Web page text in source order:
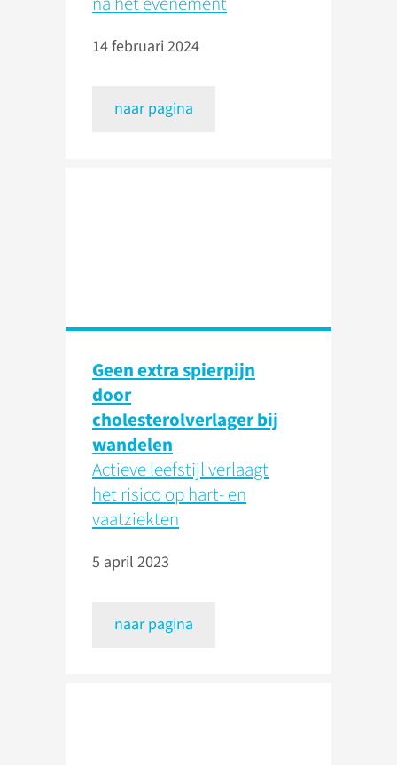
14 februari 2024
naar pagina
Geen extra spierpijn
door
cholesterolverlager bij
wandelen
Actieve leefstijl verlaagt
het risico op hart- en
vaatziekten
5 april 2023
naar pagina